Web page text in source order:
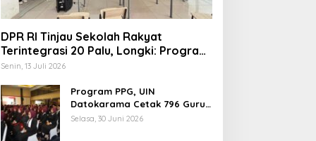
Hak Sipil, PKB
8 Catatan RUU
DPR RI Tinjau Sekolah Rakyat
Terintegrasi 20 Palu, Longki: Program
Prabowo Angkat Martabat Anak
Senin, 13 Juli 2026
Program PPG, UIN
Datokarama Cetak 796 Guru
Profesional
Selasa, 30 Juni 2026